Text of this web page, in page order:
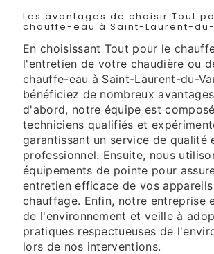
Les avantages de choisir Tout
chauffe-eau à Saint-Laurent-
En choisissant Tout pour le
l'entretien de votre chaudière ou
chauffe-eau à Saint-Laurent-du-
bénéficiez de nombreux
d'abord, notre équipe est
techniciens qualifiés et
garantissant un service de qualité
professionnel. Ensuite, nous
équipements de pointe pour
entretien efficace de vos
chauffage. Enfin, notre entreprise
de l'environnement et veille à
pratiques respectueuses de
lors de nos interventions.